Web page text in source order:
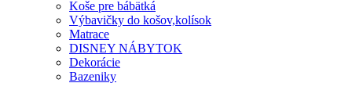
Koše pre bábätká
Výbavičky do košov,kolísok
Matrace
DISNEY NÁBYTOK
Dekorácie
Bazeniky